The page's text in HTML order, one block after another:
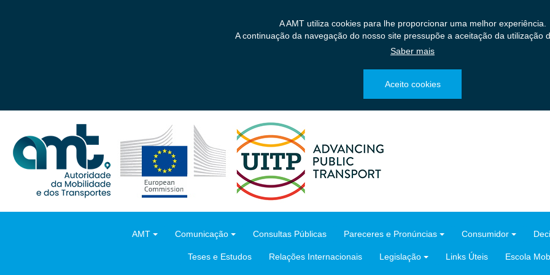
A AMT utiliza cookies para lhe proporcionar uma melhor experiência.
A continuação da navegação do nosso site pressupõe a aceitação da utilização
Saber mais
Aceito cookies
AMT Comunicação Consultas Públicas Pareceres e Pronúncias Consumidor
Teses e Estudos Relações Internacionais Legislação Links Úteis Escola